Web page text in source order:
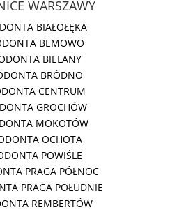
WARSZAWY
BIAŁOŁĘKA
BEMOWO
BIELANY
BRÓDNO
CENTRUM
GROCHÓW
MOKOTÓW
OCHOTA
POWIŚLE
PRAGA PÓŁNOC
PRAGA POŁUDNIE
REMBERTÓW